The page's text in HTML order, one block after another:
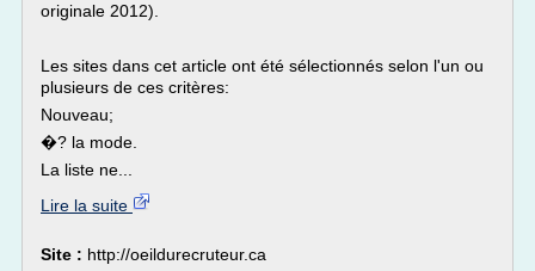
originale 2012).
Les sites dans cet article ont été sélectionnés selon l'un ou
plusieurs de ces critères:
Nouveau;
�? la mode.
La liste ne...
Lire la suite
Site : http://oeildurecruteur.ca